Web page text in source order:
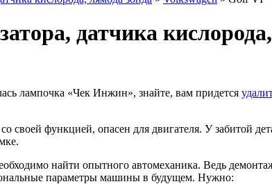
датчика
лампочка «Чек Инжин», знайте, вам придется
своей функцией, опасен для двигателя. У забитой
найти опытного автомеханика. Ведь
параметры машины в будущем. Нужно: